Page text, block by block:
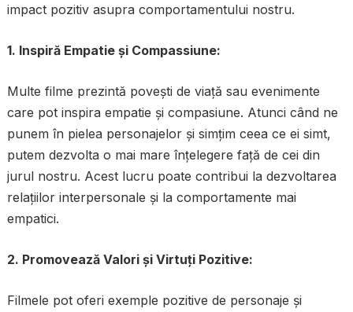
impact pozitiv asupra comportamentului nostru.
1. Inspiră Empatie și Compassiune:
Multe filme prezintă povești de viață sau evenimente
care pot inspira empatie și compasiune. Atunci când ne
punem în pielea personajelor și simțim ceea ce ei simt,
putem dezvolta o mai mare înțelegere față de cei din
jurul nostru. Acest lucru poate contribui la dezvoltarea
relațiilor interpersonale și la comportamente mai
empatici.
2. Promovează Valori și Virtuți Pozitive:
Filmele pot oferi exemple pozitive de personaje și